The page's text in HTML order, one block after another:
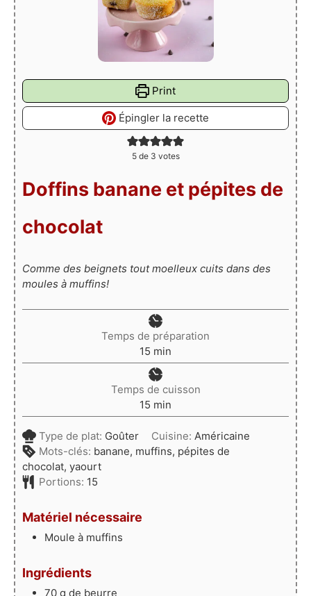
Print
Épingler la recette
5de 3 votes
Doffins banane et pépites de
chocolat
Comme des beignets tout moelleux cuits dans des
moules à muffins!
Temps de préparation
15 minutes
min
Temps de cuisson
15 minutes
min
Type de plat: Goûter Cuisine: Américaine
Mots-clés: banane, muffins, pépites de
chocolat, yaourt
Portions: 15
Matériel nécessaire
Moule à muffins
Ingrédients
70 g de beurre